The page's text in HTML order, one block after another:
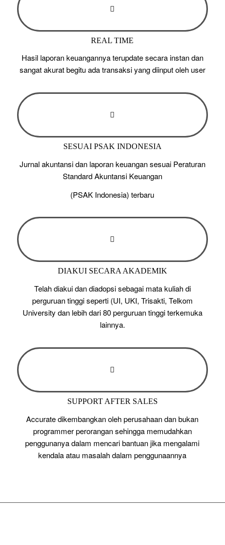
REAL TIME
Hasil laporan keuangannya terupdate secara instan dan
sangat akurat begitu ada transaksi yang diinput oleh user
SESUAI PSAK INDONESIA
Jurnal akuntansi dan laporan keuangan sesuai Peraturan
Standard Akuntansi Keuangan
(PSAK Indonesia) terbaru
DIAKUI SECARA AKADEMIK
Telah diakui dan diadopsi sebagai mata kuliah di
perguruan tinggi seperti (UI, UKI, Trisakti, Telkom
University dan lebih dari 80 perguruan tinggi terkemuka
lainnya.
SUPPORT AFTER SALES
Accurate dikembangkan oleh perusahaan dan bukan
programmer perorangan sehingga memudahkan
penggunanya dalam mencari bantuan jika mengalami
kendala atau masalah dalam penggunaannya